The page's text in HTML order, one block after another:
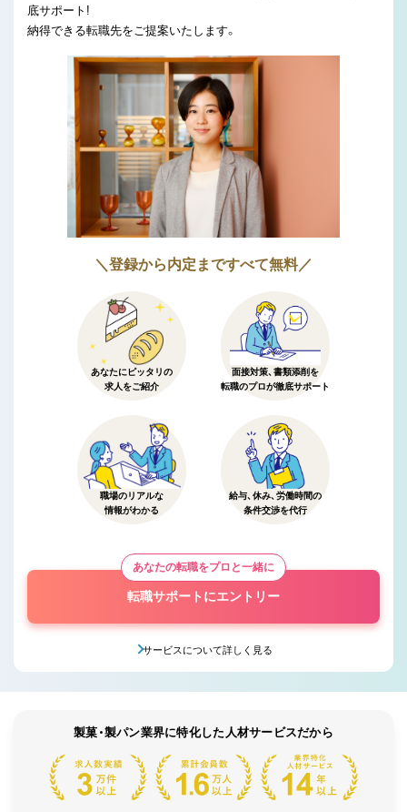
底サポート!
納得できる転職先をご提案いたします。
＼登録から内定まですべて無料／
あなたにピッタリの
求人をご紹介
面接対策、書類添削を
転職のプロが徹底サポート
職場のリアルな
情報がわかる
給与、休み、労働時間の
条件交渉を代行
あなたの転職をプロと一緒に
転職サポートにエントリー
サービスについて詳しく見る
製菓・製パン業界に特化した人材サービスだから